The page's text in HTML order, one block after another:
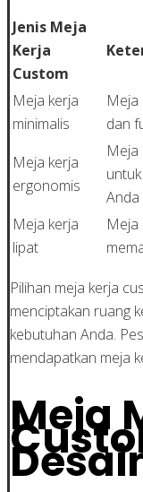
Jenis Meja
Kerja
Custom
Meja kerja
minimalis
Meja
dan
Meja kerja
ergonomis
Meja
Anda
Meja kerja
lipat
Meja
Pilihan meja kerja
menciptakan ruang
kebutuhan Anda.
mendapatkan meja
Meja